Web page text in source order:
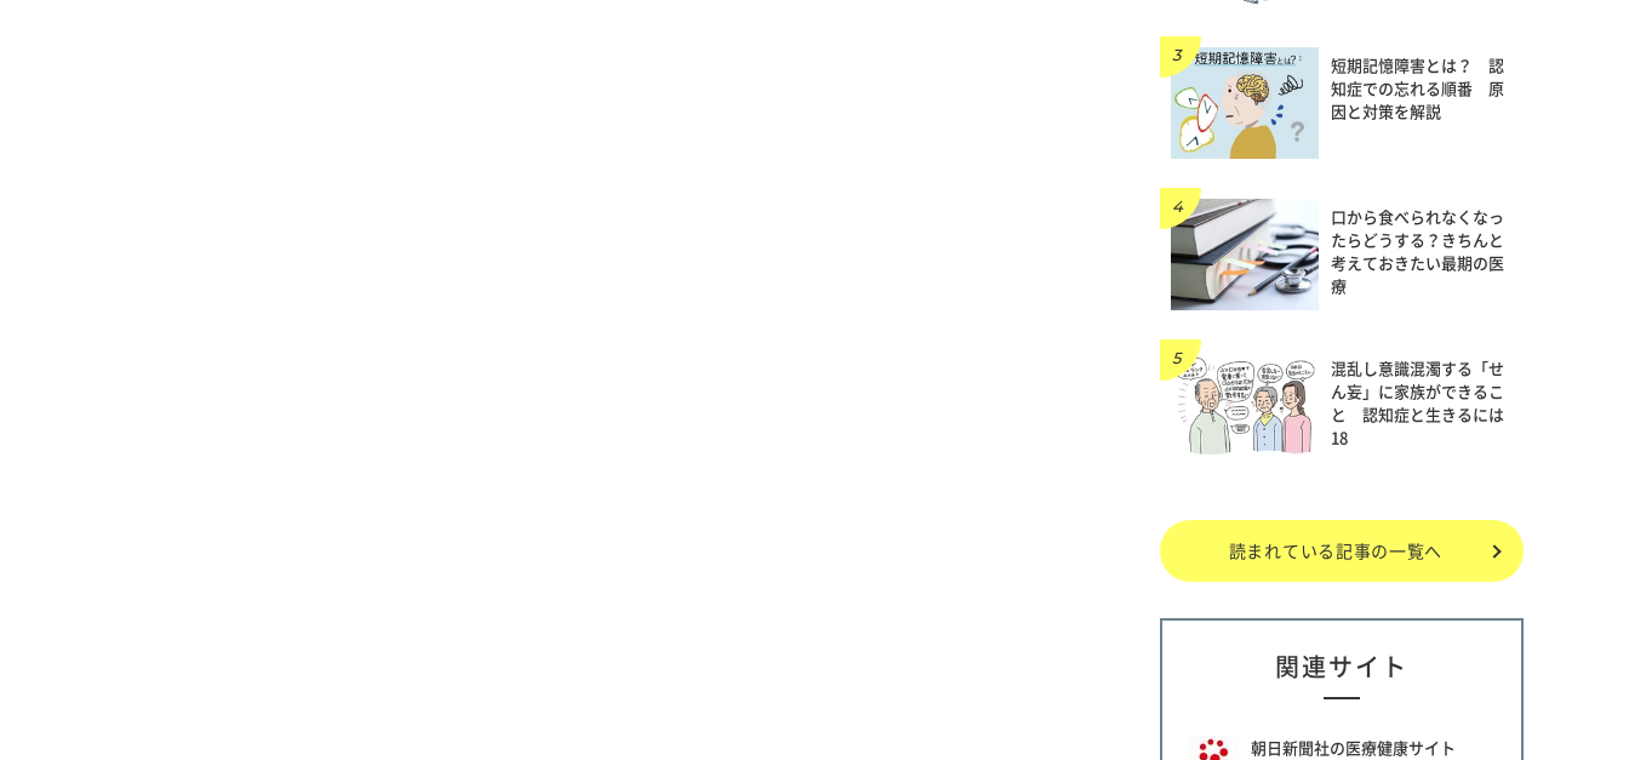
短期記憶障害とは？ 認
知症での忘れる順番 原
因と対策を解説
口から食べられなくなっ
たらどうする？きちんと
考えておきたい最期の医
療
混乱し意識混濁する「せ
ん妄」に家族ができるこ
と 認知症と生きるには
18
読まれている記事の一覧へ
関連サイト
朝日新聞社の医療健康サイト